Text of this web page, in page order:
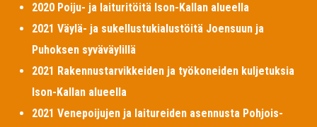
2020 Poiju- ja laituritöitä Ison-Kallan alueella
2021 Väylä- ja sukellustukialustöitä Joensuun ja
Puhoksen syväväylillä
2021 Rakennustarvikkeiden ja työkoneiden kuljetuksia
Ison-Kallan alueella
2021 Venepoijujen ja laitureiden asennusta Pohjois-